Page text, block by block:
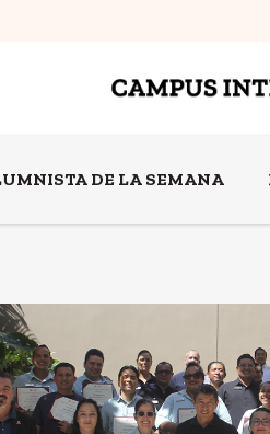
DE LA SEMANA